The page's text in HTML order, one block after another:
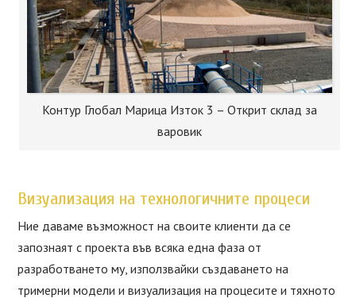
Контур Глобал Марица Изток 3 – Открит склад за
варовик
Визуализация на технологичните процеси
Ние даваме възможност на своите клиенти да се
запознаят с проекта във всяка една фаза от
разработването му, използвайки създаването на
тримерни модели и визуализация на процесите и тяхното